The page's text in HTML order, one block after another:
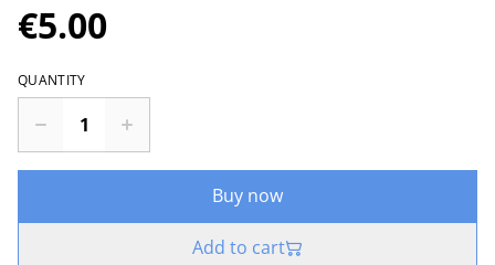
€5.00
QUANTITY
Buy now
Add to cart